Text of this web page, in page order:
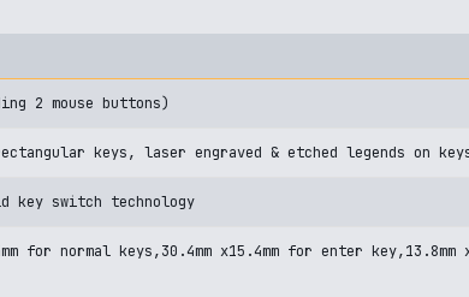
2 mouse buttons)
keys, laser engraved & etched legends on
key switch technology
for normal keys,30.4mm x15.4mm for enter key,13.8mm